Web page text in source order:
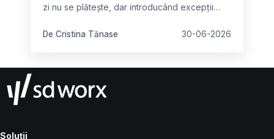
zi nu se plătește, dar introducând excepții
(maternitate, oncologie, spitalizare) și
De Cristina Tănase 30-06-2026
Soluții